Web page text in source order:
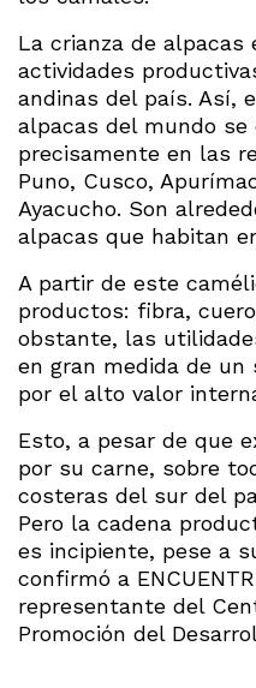
La crianza de
actividades
andinas del país. Así,
alpacas del mundo se
precisamente en las
Puno, Cusco,
Ayacucho. Son
alpacas que habitan
A partir de este
productos: fibra,
obstante, las
en gran medida de
por el alto valor
Esto, a pesar de que
por su carne, sobre
costeras del sur del
Pero la cadena
es incipiente, pese a
confirmó a
representante del
Promoción del